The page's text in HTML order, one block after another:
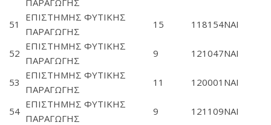
ΠΑΡΑΓΩΓΗΣ
51
ΕΠΙΣΤΗΜΗΣ ΦΥΤΙΚΗΣ
ΠΑΡΑΓΩΓΗΣ
15 118154ΝΑΙ
52
ΕΠΙΣΤΗΜΗΣ ΦΥΤΙΚΗΣ
ΠΑΡΑΓΩΓΗΣ
9 121047ΝΑΙ
53
ΕΠΙΣΤΗΜΗΣ ΦΥΤΙΚΗΣ
ΠΑΡΑΓΩΓΗΣ
11 120001 ΝΑΙ
54
ΕΠΙΣΤΗΜΗΣ ΦΥΤΙΚΗΣ
ΠΑΡΑΓΩΓΗΣ
9 121109ΝΑΙ